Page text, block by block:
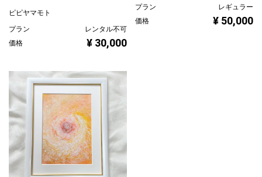
ピピヤマモト
プラン
レンタル不可
価格
¥ 30,000
プラン
レギュラー
価格
¥ 50,000